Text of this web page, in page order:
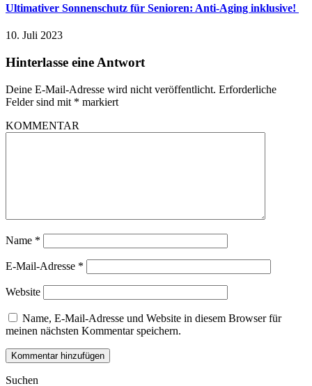
Ultimativer Sonnenschutz für Senioren: Anti-Aging inklusive!
10. Juli 2023
Hinterlasse eine Antwort
Deine E-Mail-Adresse wird nicht veröffentlicht. Erforderliche
Felder sind mit * markiert
KOMMENTAR
Name *
E-Mail-Adresse *
Website
Name, E-Mail-Adresse und Website in diesem Browser für
meinen nächsten Kommentar speichern.
Suchen